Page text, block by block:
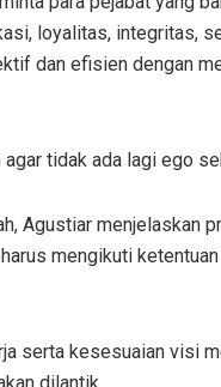
loyalitas, integritas,
dan efisien dengan
tidak ada lagi ego
Agustiar menjelaskan
mengikuti
serta kesesuaian visi